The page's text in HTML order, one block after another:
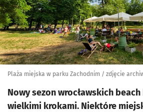
Plaża miejska w parku Zachodnim / zdjęcie
Nowy sezon wrocławskich
wielkimi krokami. Niektóre